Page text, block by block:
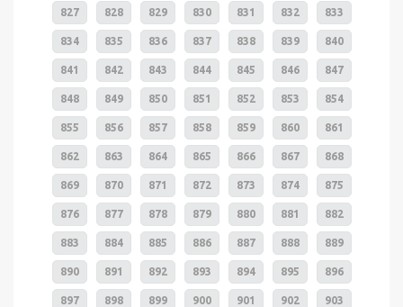
827 828 829 830 831 832 833
834 835 836 837 838 839 840
841 842 843 844 845 846 847
848 849 850 851 852 853 854
855 856 857 858 859 860 861
862 863 864 865 866 867 868
869 870 871 872 873 874 875
876 877 878 879 880 881 882
883 884 885 886 887 888 889
890 891 892 893 894 895 896
897 898 899 900 901 902 903